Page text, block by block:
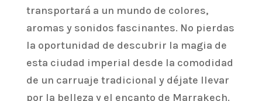
transportará a un mundo de colores,
aromas y sonidos fascinantes. No pierdas
la oportunidad de descubrir la magia de
esta ciudad imperial desde la comodidad
de un carruaje tradicional y déjate llevar
por la belleza y el encanto de Marrakech.